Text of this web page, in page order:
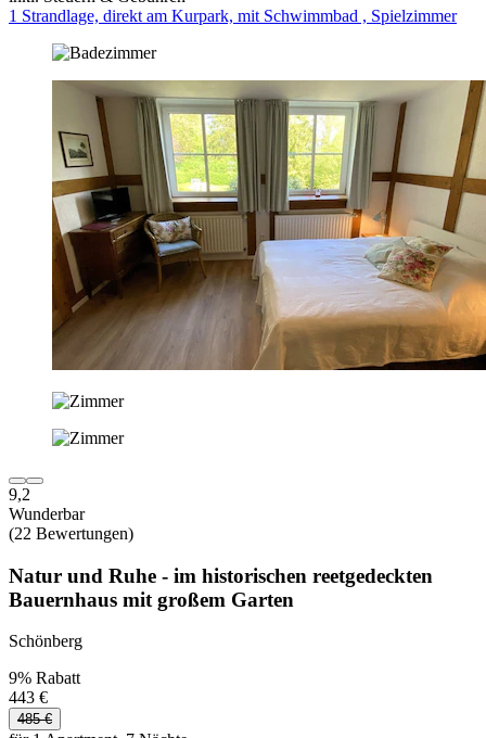
1 Strandlage, direkt am Kurpark, mit Schwimmbad , Spielzimmer
9,2
Wunderbar
(22 Bewertungen)
Natur und Ruhe - im historischen reetgedeckten
Bauernhaus mit großem Garten
Schönberg
9% Rabatt
443 €
485 €